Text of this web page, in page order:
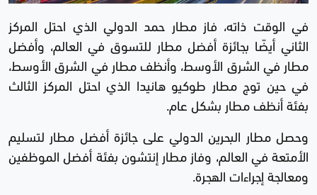
في الوقت ذاته، فاز مطار حمد الدولي الذي احتل المركز
الثاني أيضًا بجائزة أفضل مطار للتسوق في العالم، وأفضل
مطار في الشرق الأوسط، وأنظف مطار في الشرق الأوسط،
في حين توج مطار طوكيو هانيدا الذي احتل المركز الثالث
بفئة أنظف مطار بشكل عام.
وحصل مطار البحرين الدولي على جائزة أفضل مطار لتسليم
الأمتعة في العالم، وفاز مطار إنتشون بفئة أفضل الموظفين
ومعالجة إجراءات الهجرة.